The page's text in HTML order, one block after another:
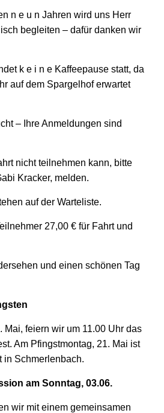
n e u n Jahren wird uns Herr
begleiten – dafür danken wir
k e i n e Kaffeepause statt, da
auf dem Spargelhof erwartet
– Ihre Anmeldungen sind
nicht teilnehmen kann, bitte
Kracker, melden.
auf der Warteliste.
27,00 € für Fahrt und
und einen schönen Tag
Mai, feiern wir um 11.00 Uhr das
Am Pfingstmontag, 21. Mai ist
in Schmerlenbach.
am Sonntag, 03.06.
wir mit einem gemeinsamen